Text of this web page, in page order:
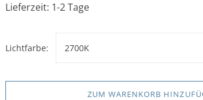
Lieferzeit: 1-2 Tage
Lichtfarbe: 2700K
ZUM WARENKORB